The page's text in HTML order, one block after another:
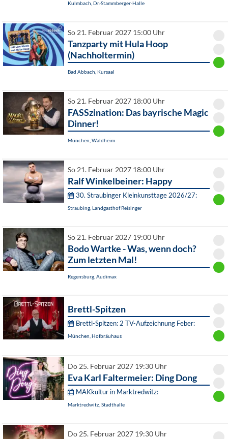
Kulmbach, Dr.-Stammberger-Halle
So 21. Februar 2027 15:00 Uhr
Tanzparty mit Hula Hoop
(Nachholtermin)
Bad Abbach, Kursaal
So 21. Februar 2027 18:00 Uhr
FASSzination: Das bayrische Magic
Dinner!
München, Waldheim
So 21. Februar 2027 18:00 Uhr
Ralf Winkelbeiner: Happy
30. Straubinger Kleinkunsttage 2026/27:
Straubing, Landgasthof Reisinger
So 21. Februar 2027 19:00 Uhr
Bodo Wartke - Was, wenn doch?
Zum letzten Mal!
Regensburg, Audimax
Brettl-Spitzen
Brettl-Spitzen: 2 TV-Aufzeichnung Feber:
München, Hofbräuhaus
Do 25. Februar 2027 19:30 Uhr
Eva Karl Faltermeier: Ding Dong
MAKkultur in Marktredwitz:
Marktredwitz, Stadthalle
Do 25. Februar 2027 19:30 Uhr